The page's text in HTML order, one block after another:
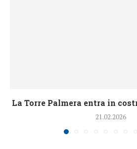
La Torre Palmera entra in
21.02.2026